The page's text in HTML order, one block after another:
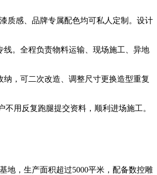
质感、品牌专属配色均可私人定制。设计
。全程负责物料运输、现场施工、异地
，可二次改造、调整尺寸更换造型重复
用反复跑腿提交资料，顺利进场施工。
，生产面积超过5000平米，配备数控雕